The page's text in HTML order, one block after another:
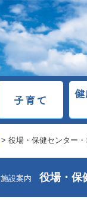
> 役場・保健センター
施設案内 役場・保